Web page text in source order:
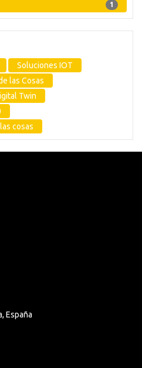
1
Soluciones IOT
las Cosas
Twin
cosas
España